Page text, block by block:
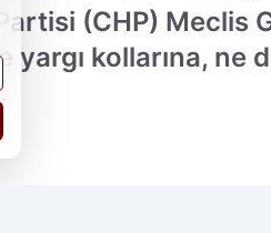
(CHP) Meclis
kollarına, ne